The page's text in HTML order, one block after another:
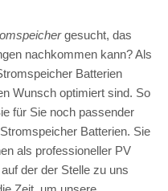
gesucht, das
nachkommen kann? Als
Batterien
Wunsch optimiert sind. So
für Sie noch passender
Batterien. Sie
als professioneller PV
auf der der Stelle zu uns